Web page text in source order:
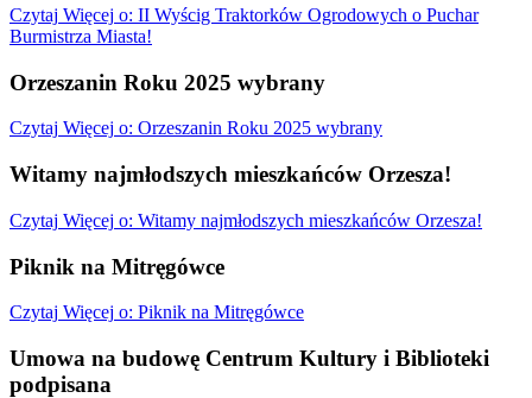
Czytaj Więcej o: II Wyścig Traktorków Ogrodowych o Puchar
Burmistrza Miasta!
Orzeszanin Roku 2025 wybrany
Czytaj Więcej o: Orzeszanin Roku 2025 wybrany
Witamy najmłodszych mieszkańców Orzesza!
Czytaj Więcej o: Witamy najmłodszych mieszkańców Orzesza!
Piknik na Mitręgówce
Czytaj Więcej o: Piknik na Mitręgówce
Umowa na budowę Centrum Kultury i Biblioteki
podpisana